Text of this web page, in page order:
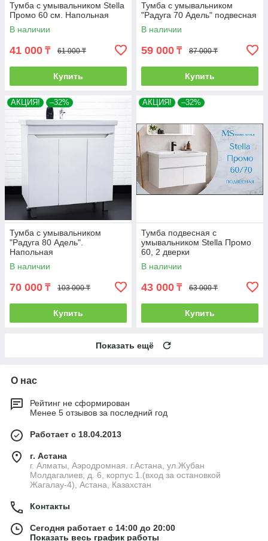
Тумба с умывальником Stella
Промо 60 см. Напольная
В наличии
41 000 ₸ 61 000 ₸
Купить
Тумба с умывальником
"Радуга 70 Адель" подвесная
В наличии
59 000 ₸ 87 000 ₸
Купить
АКЦИЯ! –32%
Тумба с умывальником
"Радуга 80 Адель".
Напольная
В наличии
70 000 ₸ 103 000 ₸
Купить
АКЦИЯ! –32%
Тумба подвесная с
умывальником Stella Промо
60, 2 дверки
В наличии
43 000 ₸ 63 000 ₸
Купить
Показать ещё
О нас
Рейтинг не сформирован
Менее 5 отзывов за последний год
Работает с 18.04.2013
г. Астана
г. Алматы, Аэродромная. г.Астана, ул.Жубан
Молдагалиев, д. 6, корпус 1.(вход за остановкой
Жагалау-4), Астана, Казахстан
Контакты
Сегодня работает с 14:00 до 20:00
Показать весь график работы